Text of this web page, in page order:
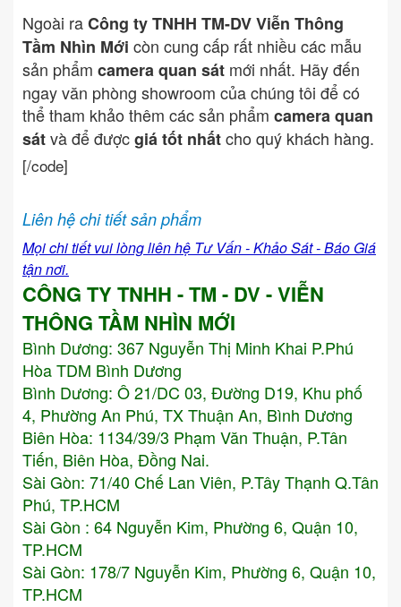
Ngoài raCông ty TNHH TM-DV Viễn Thông
Tầm Nhìn Mới còn cung cấp rất nhiều các mẫu
sản phẩm camera quan sát mới nhất. Hãy đến
ngay văn phòng showroom của chúng tôi để có
thể tham khảo thêm các sản phẩm camera quan
sátvà để đượcgiá tốt nhấtcho quý khách hàng.
[/code]
Liên hệ chi tiết sản phẩm
Mọi chi tiết vui lòng liên hệ Tư Vấn - Khảo Sát - Báo Giá
tận nơi.
CÔNG TY TNHH - TM - DV - VIỄN
THÔNG TẦM NHÌN MỚI
Bình Dương: 367 Nguyễn Thị Minh Khai P.Phú
Hòa TDM Bình Dương
Bình Dương: Ô 21/DC 03, Đường D19, Khu phố
4, Phường An Phú, TX Thuận An, Bình Dương
Biên Hòa: 1134/39/3 Phạm Văn Thuận, P.Tân
Tiến, Biên Hòa, Đồng Nai.
Sài Gòn: 71/40 Chế Lan Viên, P.Tây Thạnh Q.Tân
Phú, TP.HCM
Sài Gòn : 64 Nguyễn Kim, Phường 6, Quận 10,
TP.HCM
Sài Gòn: 178/7 Nguyễn Kim, Phường 6, Quận 10,
TP.HCM